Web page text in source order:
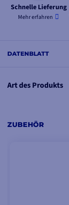
Schnelle Lieferung
Mehr erfahren
DATENBLATT
Art des Produkts
ZUBEHÖR